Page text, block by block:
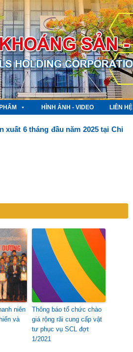
HÌNH ẢNH - VIDEO LIÊN HỆ
6 tháng đầu năm 2025 tại Chi
niên
và
Thông báo tổ chức chào
giá rộng rãi cung cấp vật
tư phục vụ SCL đợt
1/2021